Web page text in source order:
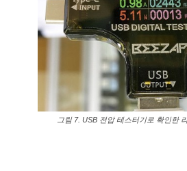
그림 7. USB 전압 테스터기로 확인한